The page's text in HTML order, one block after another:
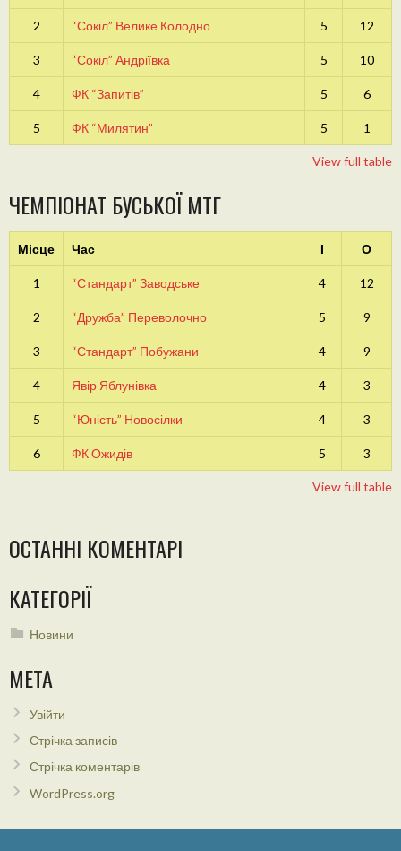
2 “Сокіл” Велике Колодно 5 12
3 “Сокіл” Андріївка 5 10
4 ФК “Запитів” 5 6
5 ФК “Милятин” 5 1
View full table
ЧЕМПІОНАТ БУСЬКОЇ МТГ
Місце Час І О
1 “Стандарт” Заводське 4 12
2 “Дружба” Переволочно 5 9
3 “Стандарт” Побужани 4 9
4 Явір Яблунівка 4 3
5 “Юність” Новосілки 4 3
6 ФК Ожидів 5 3
View full table
ОСТАННІ КОМЕНТАРІ
КАТЕГОРІЇ
Новини
МЕТА
Увійти
Стрічка записів
Стрічка коментарів
WordPress.org